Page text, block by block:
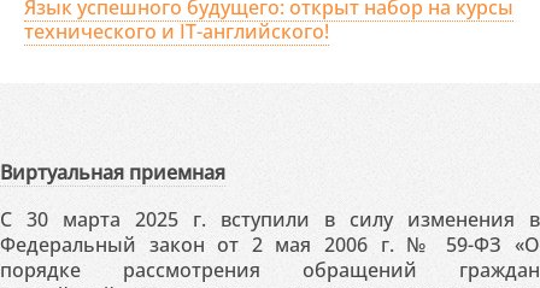
Язык успешного будущего: открыт набор на курсы
технического и IT-английского!
Виртуальная приемная
С 30 марта 2025 г. вступили в силу изменения в
Федеральный закон от 2 мая 2006 г. № 59-ФЗ «О
порядке рассмотрения обращений граждан